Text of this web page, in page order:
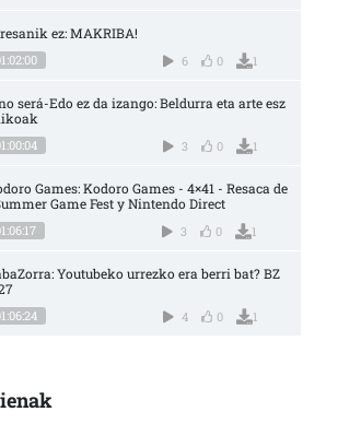
DE ACTIVIDADES SARRERAN
ez: MAKRIBA!
6 0 1
será-Edo ez da izango: Beldurra eta arte esz
3 0 1
Games: Kodoro Games - 4×41 - Resaca de
Game Fest y Nintendo Direct
3 0 1
Youtubeko urrezko era berri bat? BZ
4 0 1